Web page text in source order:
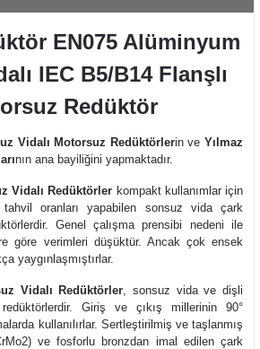
EN075 Alüminyum
IEC B5/B14 Flanşlı
Redüktör
Vidalı Motorsuz Redüktörlerin veYılmaz
nın ana bayiliğini yapmaktadır.
Vidalı Redüktörler kompakt kullanımlar için
oranları yapabilen sonsuz vida çark
Genel çalışma prensibi nedeni ile
göre verimleri düşüktür. Ancak çok ensek
yaygınlaşmıştırlar.
Vidalı Redüktörler, sonsuz vida ve dişli
Giriş ve çıkış millerinin 90°
kullanılırlar. Sertleştirilmiş ve taşlanmış
ve fosforlu bronzdan imal edilen çark